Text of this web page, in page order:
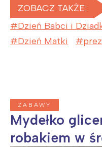
ZOBACZ TAKŻE:
Dzień Babci i
Dzień Matki
ZABAWY
Mydełko
robakiem w